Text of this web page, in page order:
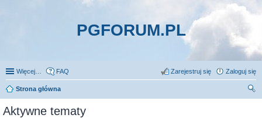
PGFORUM.PL
Więcej… FAQ Zaloguj się
Zarejestruj się
Strona główna
Aktywne tematy